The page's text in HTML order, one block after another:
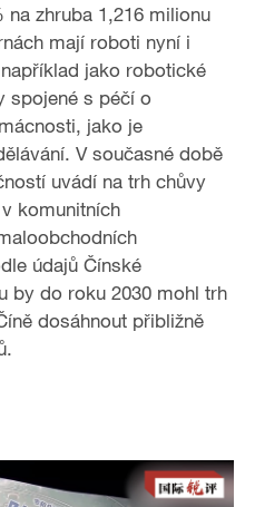
zhruba 1,216 milionu
mají roboti nyní i
jako robotické
spojené s péčí o
jako je
V současné době
uvádí na trh chůvy
komunitních
údajů Čínské
by do roku 2030 mohl trh
dosáhnout přibližně